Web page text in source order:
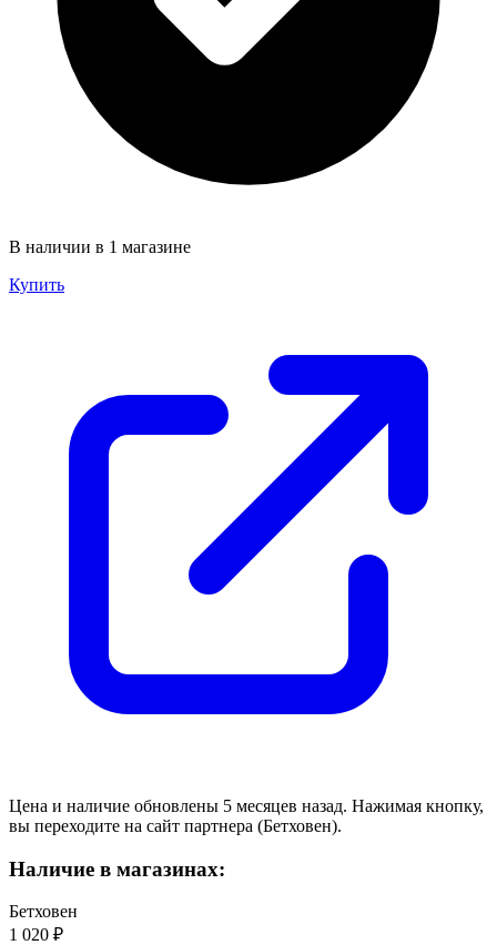
В наличии в 1 магазине
Купить
Цена и наличие обновлены 5 месяцев назад. Нажимая кнопку,
вы переходите на сайт партнера (Бетховен).
Наличие в магазинах:
Бетховен
1 020 ₽